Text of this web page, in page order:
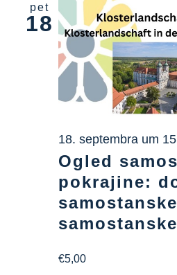
pet
18
18. septembra um
Ogled
pokrajine:
€5,00